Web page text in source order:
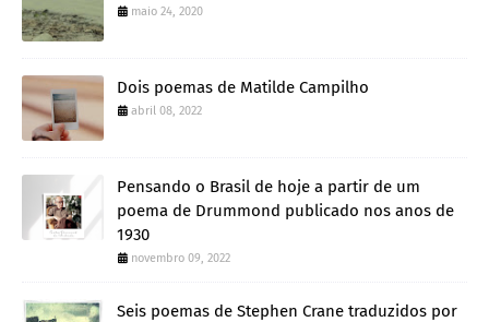
maio 24, 2020
Dois poemas de Matilde Campilho
abril 08, 2022
Pensando o Brasil de hoje a partir de um
poema de Drummond publicado nos anos de
1930
novembro 09, 2022
Seis poemas de Stephen Crane traduzidos por